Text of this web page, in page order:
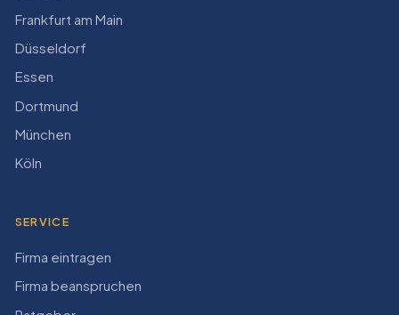
Frankfurt am Main
Düsseldorf
Essen
Dortmund
München
Köln
SERVICE
Firma eintragen
Firma beanspruchen